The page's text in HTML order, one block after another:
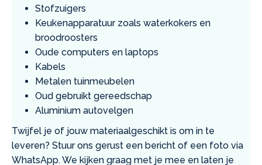
Stofzuigers
Keukenapparatuur zoals waterkokers en
broodroosters
Oude computers en laptops
Kabels
Metalen tuinmeubelen
Oud gebruikt gereedschap
Aluminium autovelgen
Twijfel je of jouw materiaalgeschikt is om in te
leveren? Stuur ons gerust een bericht of een foto via
WhatsApp. We kijken graag met je mee en laten je